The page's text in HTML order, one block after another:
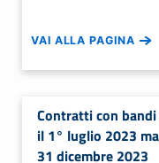
VAI ALLA PAGINA
Contratti con
il 1° luglio 2023
31 dicembre 2023